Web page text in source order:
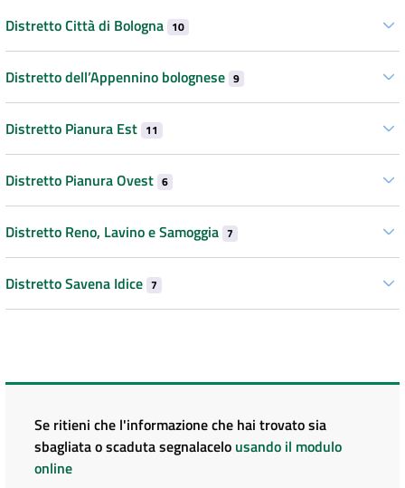
Distretto Città di Bologna 10
Distretto dell’Appennino bolognese 9
Distretto Pianura Est 11
Distretto Pianura Ovest 6
Distretto Reno, Lavino e Samoggia 7
Distretto Savena Idice 7
Se ritieni che l'informazione che hai trovato sia
sbagliata o scaduta segnalacelo usando il modulo
online